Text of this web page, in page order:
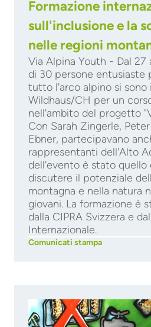
Formazione
sull'inclusione e la
nelle regioni
Via Alpina Youth - Dal 27
di 30 persone entusiaste
tutto l'arco alpino si sono
Wildhaus/CH per un
nell'ambito del progetto
Con Sarah Zingerle,
Ebner, partecipavano
rappresentanti dell'Alto
dell'evento è stato quello
discutere il potenziale
montagna e nella natura
giovani. La formazione è
dalla CIPRA Svizzera e
Internazionale.
Comunicati stampa